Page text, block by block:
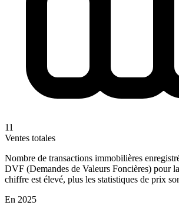
11
Ventes totales
Nombre de transactions immobilières
DVF (Demandes de Valeurs Foncières) pour
chiffre est élevé, plus les statistiques de prix
En 2025